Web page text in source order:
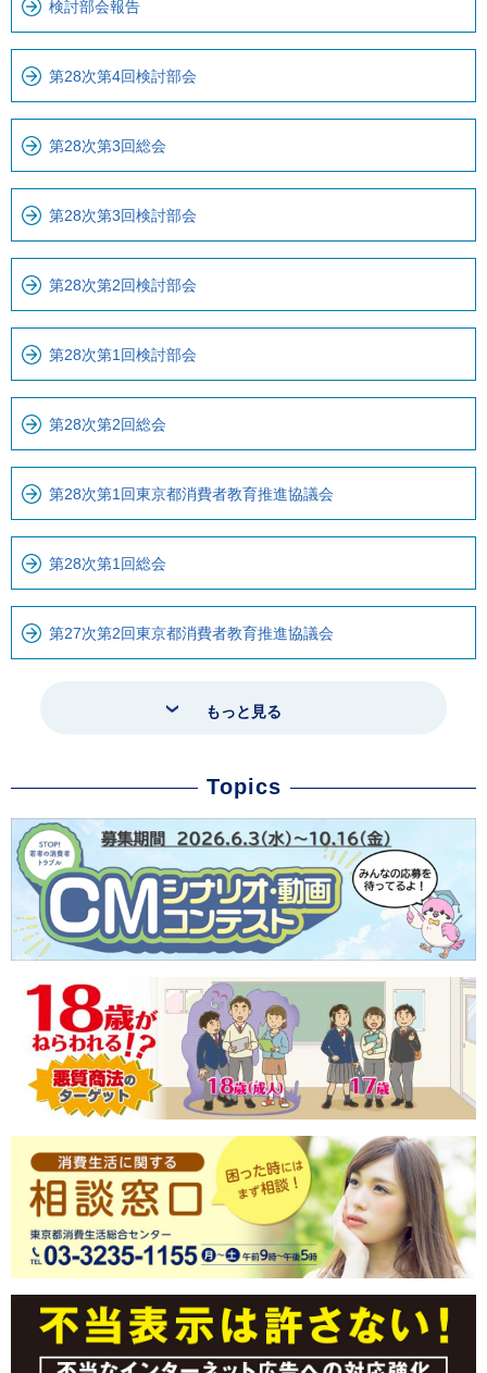
ま
で
す
ロ
カ
ル
ビ
で
す
検討部会報告
第28次第4回検討部会
第28次第3回総会
第28次第3回検討部会
第28次第2回検討部会
第28次第1回検討部会
第28次第2回総会
第28次第1回東京都消費者教育推進協議会
第28次第1回総会
第27次第2回東京都消費者教育推進協議会
もっと見る
Topics